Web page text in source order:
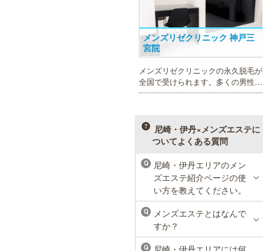
メンズリゼクリニック 神戸三
宮院
メンズリゼクリニックの永久脱毛が
全国で受けられます。多くの男性患
者様にご支持頂き、新宿1院から始
るクリニックになりました。
ラ・パルレ 神戸本店
ラ・パルレでは、脱毛、フェイシャ
ルや引き締め、アロマトリートメン
ト、本格的なダイエットコース等、
幅広いメニューでお客様の美を応
尼崎・伊丹×メンズエステに
ついてよくある質問
Q
尼崎・伊丹エリアのメン
ズエステ紹介ページの使
い方を教えてください。
Q
メンズエステとはなんで
すか？
Q
尼崎・伊丹エリアには何